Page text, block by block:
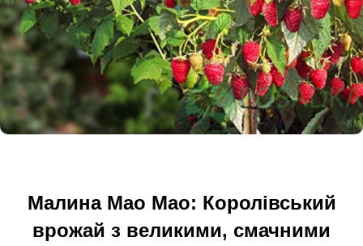
Малина Мао Мао: Королівський
врожай з великими, смачними